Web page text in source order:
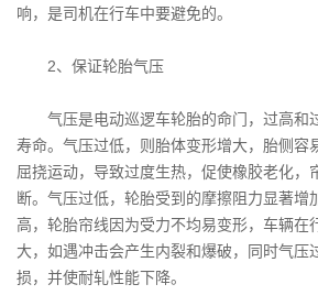
响，是司机在行车中要避免的。
2、保证轮胎气压
气压是电动巡逻车轮胎的命门，过高和
寿命。气压过低，则胎体变形增大，胎侧容
屈挠运动，导致过度生热，促使橡胶老化，
断。气压过低，轮胎受到的摩擦阻力显著增
高，轮胎帘线因为受力不均易变形，车辆在
大，如遇冲击会产生内裂和爆破，同时气压
损，并使耐轧性能下降。